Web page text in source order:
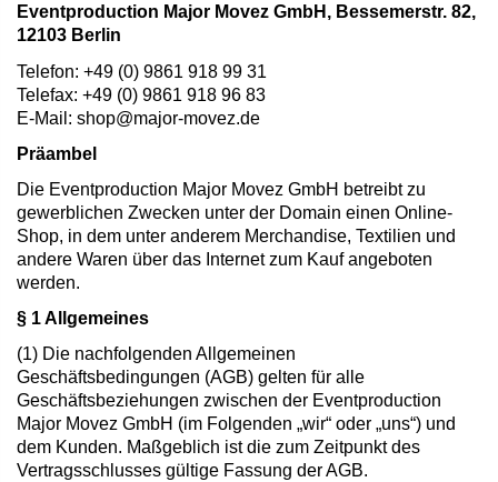
Eventproduction Major Movez GmbH, Bessemerstr. 82,
12103 Berlin
Telefon: +49 (0) 9861 918 99 31
Telefax: +49 (0) 9861 918 96 83
E-Mail: shop@major-movez.de
Präambel
Die Eventproduction Major Movez GmbH betreibt zu
gewerblichen Zwecken unter der Domain einen Online-
Shop, in dem unter anderem Merchandise, Textilien und
andere Waren über das Internet zum Kauf angeboten
werden.
§ 1 Allgemeines
(1) Die nachfolgenden Allgemeinen
Geschäftsbedingungen (AGB) gelten für alle
Geschäftsbeziehungen zwischen der Eventproduction
Major Movez GmbH (im Folgenden „wir“ oder „uns“) und
dem Kunden. Maßgeblich ist die zum Zeitpunkt des
Vertragsschlusses gültige Fassung der AGB.